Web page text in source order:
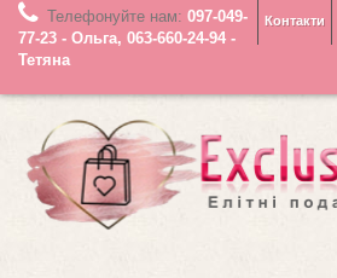
Контакти
Телефонуйте нам: 097-049-
77-23 - Ольга, 063-660-24-94 -
Тетяна